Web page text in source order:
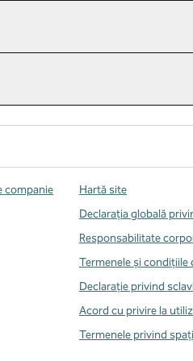
companie
Hartă site
Declarația globală
Responsabilitate
Termenele și
Declarație privind
Acord cu privire la
Termenele privind